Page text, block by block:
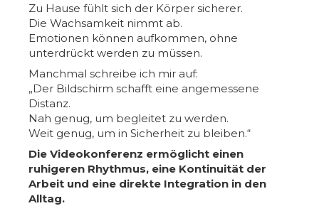
Zu Hause fühlt sich der Körper sicherer.
Die Wachsamkeit nimmt ab.
Emotionen können aufkommen, ohne
unterdrückt werden zu müssen.
Manchmal schreibe ich mir auf:
„Der Bildschirm schafft eine angemessene
Distanz.
Nah genug, um begleitet zu werden.
Weit genug, um in Sicherheit zu bleiben.“
Die Videokonferenz ermöglicht einen
ruhigeren Rhythmus, eine Kontinuität der
Arbeit und eine direkte Integration in den
Alltag.